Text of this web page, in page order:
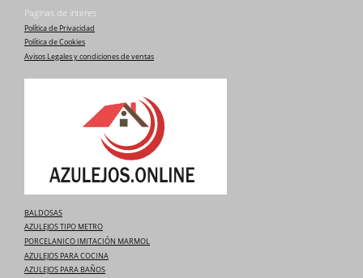
Paginas de interes
Política de Privacidad
Política de Cookies
Avisos Legales y condiciones de ventas
BALDOSAS
AZULEJOS TIPO METRO
PORCELANICO IMITACIÓN MARMOL
AZULEJOS PARA COCINA
AZULEJOS PARA BAÑOS